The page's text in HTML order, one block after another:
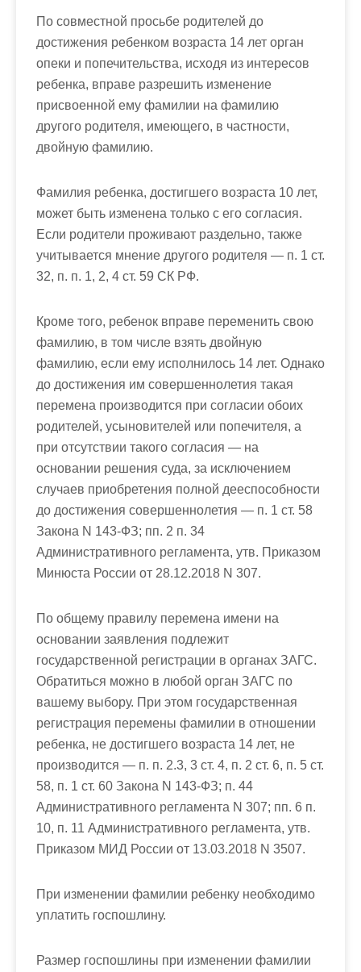
По совместной просьбе родителей до
достижения ребенком возраста 14 лет орган
опеки и попечительства, исходя из интересов
ребенка, вправе разрешить изменение
присвоенной ему фамилии на фамилию
другого родителя, имеющего, в частности,
двойную фамилию.
Фамилия ребенка, достигшего возраста 10 лет,
может быть изменена только с его согласия.
Если родители проживают раздельно, также
учитывается мнение другого родителя — п. 1 ст.
32, п. п. 1, 2, 4 ст. 59 СК РФ.
Кроме того, ребенок вправе переменить свою
фамилию, в том числе взять двойную
фамилию, если ему исполнилось 14 лет. Однако
до достижения им совершеннолетия такая
перемена производится при согласии обоих
родителей, усыновителей или попечителя, а
при отсутствии такого согласия — на
основании решения суда, за исключением
случаев приобретения полной дееспособности
до достижения совершеннолетия — п. 1 ст. 58
Закона N 143-ФЗ; пп. 2 п. 34
Административного регламента, утв. Приказом
Минюста России от 28.12.2018 N 307.
По общему правилу перемена имени на
основании заявления подлежит
государственной регистрации в органах ЗАГС.
Обратиться можно в любой орган ЗАГС по
вашему выбору. При этом государственная
регистрация перемены фамилии в отношении
ребенка, не достигшего возраста 14 лет, не
производится — п. п. 2.3, 3 ст. 4, п. 2 ст. 6, п. 5 ст.
58, п. 1 ст. 60 Закона N 143-ФЗ; п. 44
Административного регламента N 307; пп. 6 п.
10, п. 11 Административного регламента, утв.
Приказом МИД России от 13.03.2018 N 3507.
При изменении фамилии ребенку необходимо
уплатить госпошлину.
Размер госпошлины при изменении фамилии